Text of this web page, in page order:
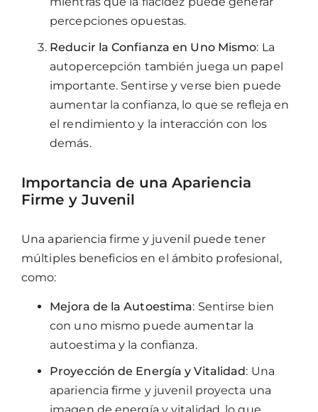
percepciones opuestas.
Reducir la Confianza en Uno Mismo: La
autopercepción también juega un papel
importante. Sentirse y verse bien puede
aumentar la confianza, lo que se refleja en
el rendimiento y la interacción con los
demás.
Importancia de una Apariencia
Firme y Juvenil
Una apariencia firme y juvenil puede tener
múltiples beneficios en el ámbito profesional,
como:
Mejora de la Autoestima: Sentirse bien
con uno mismo puede aumentar la
autoestima y la confianza.
Proyección de Energía y Vitalidad: Una
apariencia firme y juvenil proyecta una